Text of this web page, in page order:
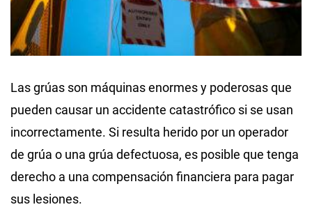
Las grúas son máquinas enormes y poderosas que
pueden causar un accidente catastrófico si se usan
incorrectamente. Si resulta herido por un operador
de grúa o una grúa defectuosa, es posible que tenga
derecho a una compensación financiera para pagar
sus lesiones.